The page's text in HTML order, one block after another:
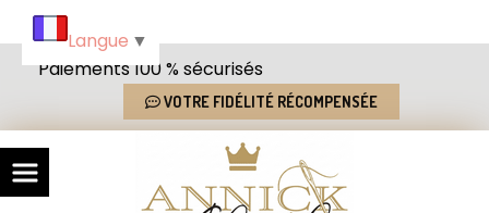
Paiements 100 % sécurisés
VOTRE FIDÉLITÉ RÉCOMPENSÉE
Langue ▼